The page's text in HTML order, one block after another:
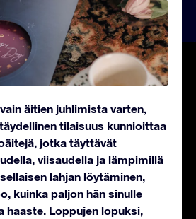
äitien juhlimista varten,
tilaisuus kunnioittaa
jotka täyttävät
viisaudella ja lämpimillä
lahjan löytäminen,
kuinka paljon hän sinulle
haaste. Loppujen lopuksi,